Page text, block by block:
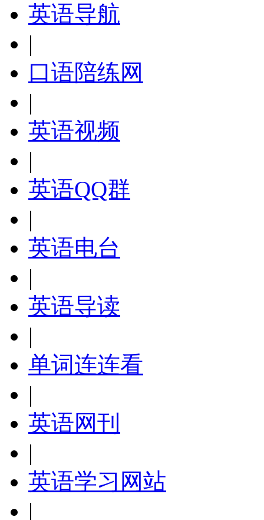
英语导航
|
口语陪练网
|
英语视频
|
英语QQ群
|
英语电台
|
英语导读
|
单词连连看
|
英语网刊
|
英语学习网站
|